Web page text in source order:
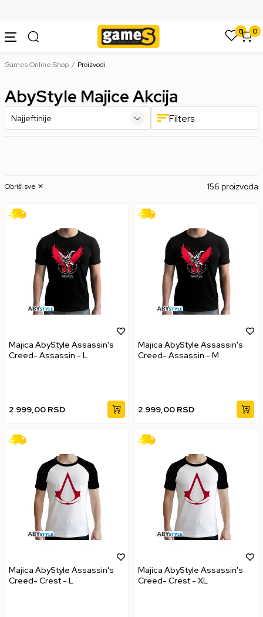
0 0
Games Online Shop Proizvodi
AbyStyle Majice Akcija
Filters
156 proizvoda
Obriši sve
Majica AbyStyle Assassin's
Creed- Assassin - L
2.999,00 RSD
Majica AbyStyle Assassin's
Creed- Assassin - M
2.999,00 RSD
Majica AbyStyle Assassin's
Creed- Crest - L
Majica AbyStyle Assassin's
Creed- Crest - XL